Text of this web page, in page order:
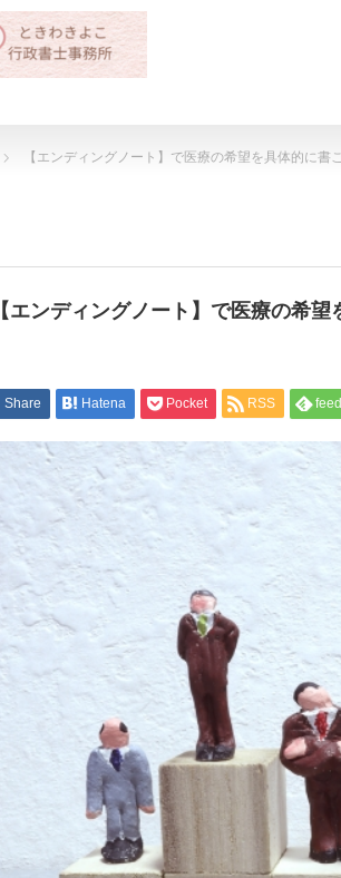
【エンディングノート】で医療の希望を具体的に書
【エンディングノート】で医療の希
Share Hatena Pocket RSS